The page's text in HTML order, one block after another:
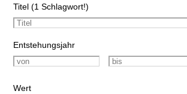
Titel (1 Schlagwort!)
Entstehungsjahr
Wert